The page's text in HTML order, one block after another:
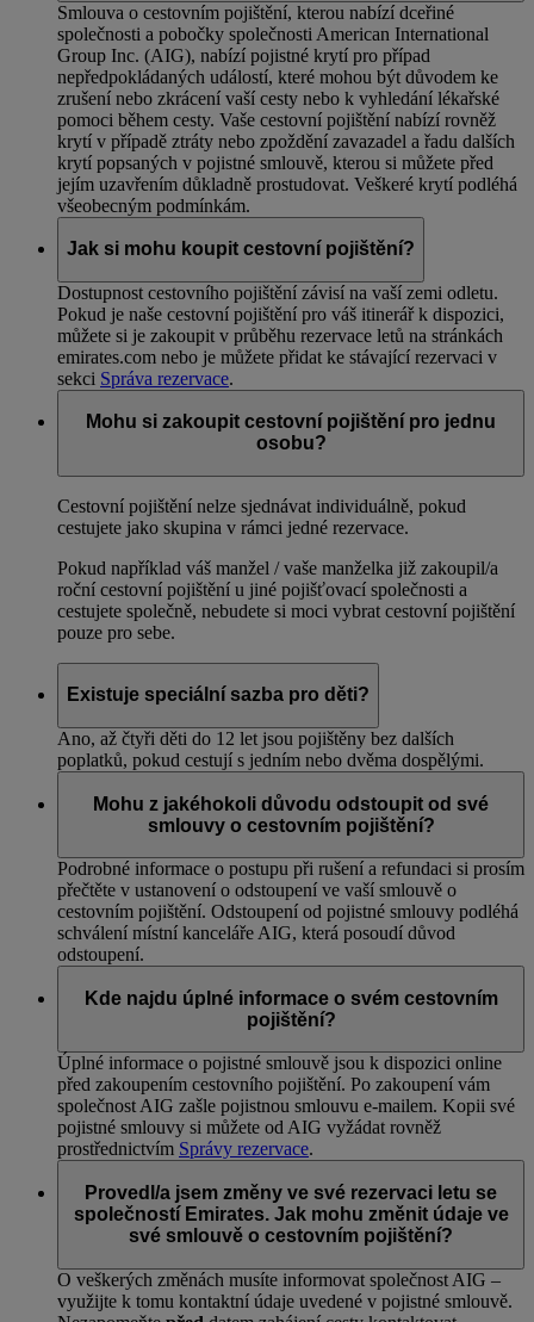
Smlouva o cestovním pojištění, kterou nabízí dceřiné
společnosti a pobočky společnosti American International
Group Inc. (AIG), nabízí pojistné krytí pro případ
nepředpokládaných událostí, které mohou být důvodem ke
zrušení nebo zkrácení vaší cesty nebo k vyhledání lékařské
pomoci během cesty. Vaše cestovní pojištění nabízí rovněž
krytí v případě ztráty nebo zpoždění zavazadel a řadu dalších
krytí popsaných v pojistné smlouvě, kterou si můžete před
jejím uzavřením důkladně prostudovat. Veškeré krytí podléhá
všeobecným podmínkám.
Jak si mohu koupit cestovní pojištění?
Dostupnost cestovního pojištění závisí na vaší zemi odletu.
Pokud je naše cestovní pojištění pro váš itinerář k dispozici,
můžete si je zakoupit v průběhu rezervace letů na stránkách
emirates.com nebo je můžete přidat ke stávající rezervaci v
sekci Správa rezervace.
Mohu si zakoupit cestovní pojištění pro jednu
osobu?
Cestovní pojištění nelze sjednávat individuálně, pokud
cestujete jako skupina v rámci jedné rezervace.
Pokud například váš manžel / vaše manželka již zakoupil/a
roční cestovní pojištění u jiné pojišťovací společnosti a
cestujete společně, nebudete si moci vybrat cestovní pojištění
pouze pro sebe.
Existuje speciální sazba pro děti?
Ano, až čtyři děti do 12 let jsou pojištěny bez dalších
poplatků, pokud cestují s jedním nebo dvěma dospělými.
Mohu z jakéhokoli důvodu odstoupit od své
smlouvy o cestovním pojištění?
Podrobné informace o postupu při rušení a refundaci si prosím
přečtěte v ustanovení o odstoupení ve vaší smlouvě o
cestovním pojištění. Odstoupení od pojistné smlouvy podléhá
schválení místní kanceláře AIG, která posoudí důvod
odstoupení.
Kde najdu úplné informace o svém cestovním
pojištění?
Úplné informace o pojistné smlouvě jsou k dispozici online
před zakoupením cestovního pojištění. Po zakoupení vám
společnost AIG zašle pojistnou smlouvu e-mailem. Kopii své
pojistné smlouvy si můžete od AIG vyžádat rovněž
prostřednictvím Správy rezervace.
Provedl/a jsem změny ve své rezervaci letu se
společností Emirates. Jak mohu změnit údaje ve
své smlouvě o cestovním pojištění?
O veškerých změnách musíte informovat společnost AIG –
využijte k tomu kontaktní údaje uvedené v pojistné smlouvě.